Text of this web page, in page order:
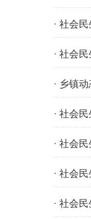
· 社会
· 社会
· 乡镇
· 社会
· 社会
· 社会
· 社会